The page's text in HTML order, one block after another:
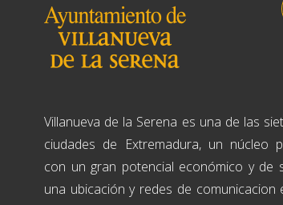
Villanueva de la Serena es una de las
ciudades de Extremadura, un núcleo
con un gran potencial económico y de
una ubicación y redes de comunicacion